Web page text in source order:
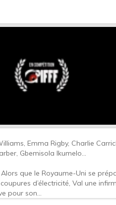
Emma Rigby, Charlie
Gbemisola Ikumelo...
Alors que le Royaume-Uni se
d’électricité, Val une
pour son...